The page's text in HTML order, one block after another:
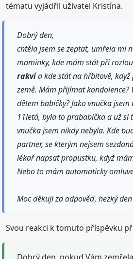
tématu vyjádřil uživatel Kristína.
Dobrý den,
chtěla jsem se zeptat, umřela mi
maminky, kde mám stát při
rakvía kde stát na hřbitově, když
země. Mám přijímat kondolence?
dětem babičky? Jako vnučka
11letá, byla to prababička a už si
vnučka jsem nikdy nebyla. Kde
partner, se kterým nejsem
lékař napsat propustku, když
Nebo to mám automaticky
Moc děkuji za odpověď, hezký
Svou reakci k tomuto příspěvku